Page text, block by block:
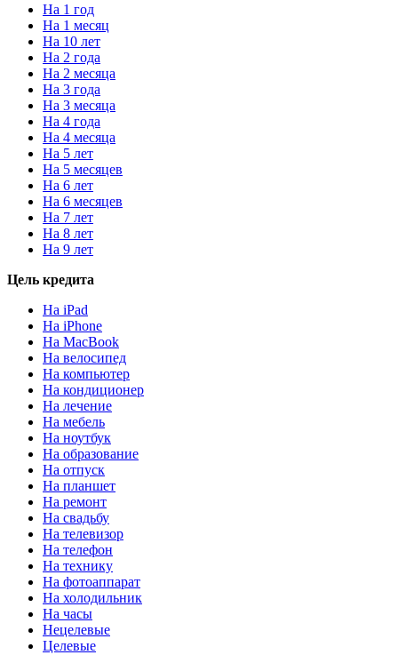
На 1 год
На 1 месяц
На 10 лет
На 2 года
На 2 месяца
На 3 года
На 3 месяца
На 4 года
На 4 месяца
На 5 лет
На 5 месяцев
На 6 лет
На 6 месяцев
На 7 лет
На 8 лет
На 9 лет
Цель кредита
На iPad
На iPhone
На MacBook
На велосипед
На компьютер
На кондиционер
На лечение
На мебель
На ноутбук
На образование
На отпуск
На планшет
На ремонт
На свадьбу
На телевизор
На телефон
На технику
На фотоаппарат
На холодильник
На часы
Нецелевые
Целевые